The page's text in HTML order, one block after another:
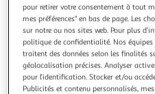
ACTUEL
Parure housse de couette
1 Housse de couette + 1 Taie
En savoir +
Vendu parAuchan
Couleur
pour retirer votre consentement à tout
mes préférences" en bas de page. Les
sur notre ou nos sites web. Pour plus
politique de confidentialité. Nos
traitent des données selon les finalités
géolocalisation précises. Analyser
pour l’identification. Stocker et/ou
Publicités et contenu personnalisés,